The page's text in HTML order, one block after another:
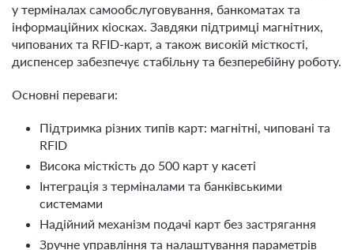
у терміналах самообслуговування, банкоматах та
інформаційних кіосках. Завдяки підтримці магнітних,
чипованих та RFID-карт, а також високій місткості,
диспенсер забезпечує стабільну та безперебійну роботу.
Основні переваги:
Підтримка різних типів карт: магнітні, чиповані та
RFID
Висока місткість до 500 карт у касеті
Інтеграція з терміналами та банківськими
системами
Надійний механізм подачі карт без застрягання
Зручне управління та налаштування параметрів